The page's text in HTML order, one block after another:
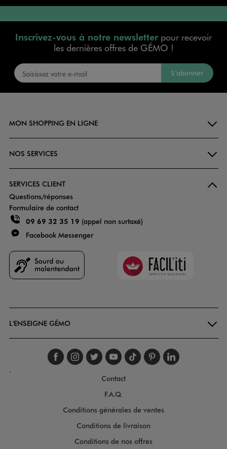
Inscrivez-vous à notre newsletterpour recevoir
les dernières offres de GÉMO !
S’abonner
MON SHOPPING EN LIGNE
NOS SERVICES
SERVICES CLIENT
Questions/réponses
Formulaire de contact
09 69 32 35 19 (appel non surtaxé)
Facebook Messenger
Faciliti
L'ENSEIGNE GÉMO
Suivez-nous sur
Suivez-nous sur
Suivez-nous sur
Suivez-nous
Suivez-nous
Suivez-
.
Contact
F.A.Q.
Conditions générales de ventes
Conditions de livraison
Conditions de nos offres